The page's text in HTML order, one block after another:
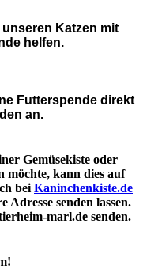
Katzen mit
helfen.
Futterspende direkt
an.
Gemüsekiste oder
möchte, kann dies auf
bei Kaninchenkiste.de
Adresse senden lassen.
marl.de senden.